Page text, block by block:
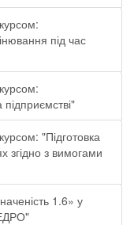
під час
"Підготовка
згідно з вимогами
1.6» у